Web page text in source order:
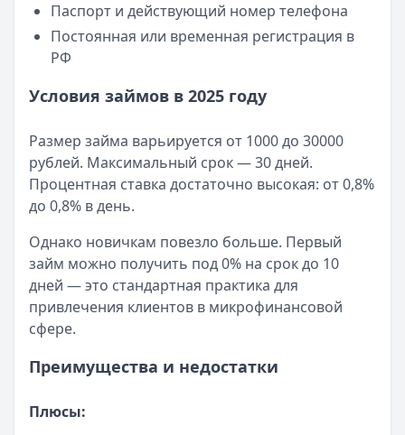
Паспорт и действующий номер телефона
Постоянная или временная регистрация в
РФ
Условия займов в 2025 году
Размер займа варьируется от 1000 до 30000
рублей. Максимальный срок — 30 дней.
Процентная ставка достаточно высокая: от 0,8%
до 0,8% в день.
Однако новичкам повезло больше. Первый
займ можно получить под 0% на срок до 10
дней — это стандартная практика для
привлечения клиентов в микрофинансовой
сфере.
Преимущества и недостатки
Плюсы: